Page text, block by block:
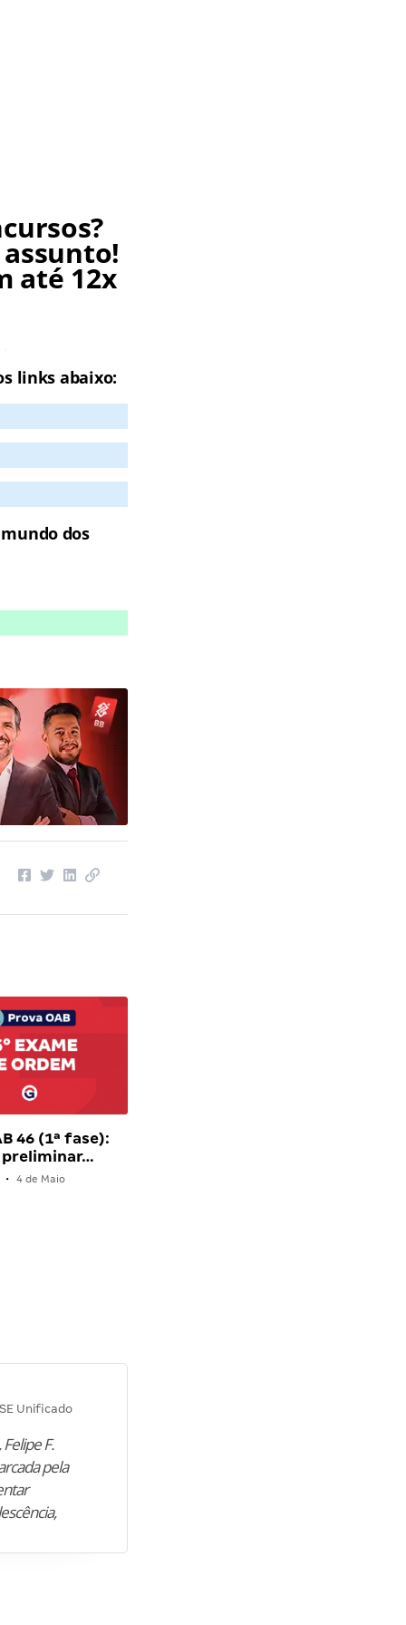
até 12x
links abaixo:
dos
46 (1ª fase):
• 4 de Maio
Unificado
Felipe F.
pela